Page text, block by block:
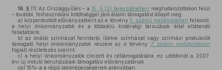
16. § (1) Az Országgyűlés – a15. § (2) bekezdésében meghatározottakon felül
– további, felhasználási kötöttséggel járó állami támogatást állapít meg:
a) központosított előirányzatként az e törvény 5. számú mellékletében felsorolt,
a helyi önkormányzatok és a többcélú kistérségi társulások által ellátandó
feladatokra;
b) az önálló színházat fenntartó, illetve színházat vagy színházi produkciót
támogató helyi önkormányzatok részére az e törvény 7. számú mellékletében
foglalt részletezés szerint;
c) a helyi önkormányzatok címzett és céltámogatására, ez utóbbinál a 2007.
évi új induló beruházások támogatási előirányzatának
ca) 15%-a a régió lakónépességének arányában,